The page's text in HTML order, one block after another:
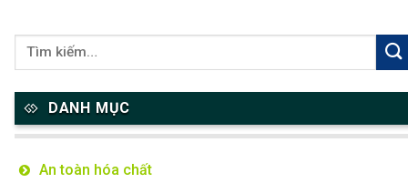
DANH MỤC
An toàn hóa chất